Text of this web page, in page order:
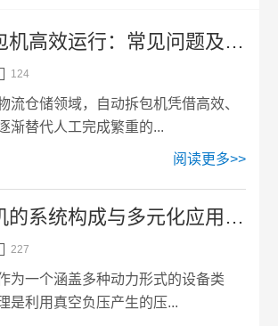
让自动拆包机高效运行：常见问题及应对策略
124
流仓储领域，自动拆包机凭借高效、
渐替代人工完成繁重的...
阅读更多>>
真空上料机的系统构成与多元化应用选型
227
为一个涵盖多种动力形式的设备类
是利用真空负压产生的压...